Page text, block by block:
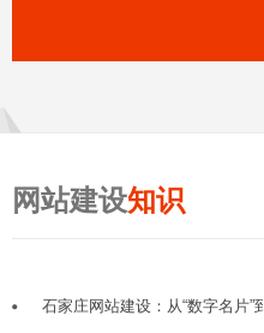
网站建设知识
石家庄网站建设：从“数字名片”